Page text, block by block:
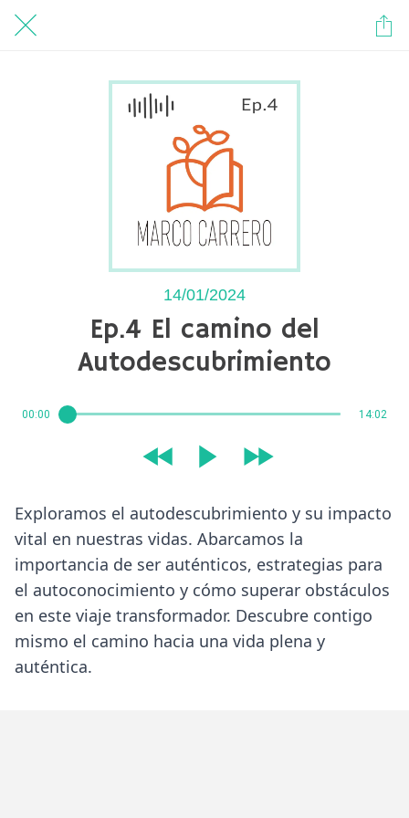
14/01/2024
Ep.4 El camino del
Autodescubrimiento
00:00 14:02
Exploramos el autodescubrimiento y su impacto
vital en nuestras vidas. Abarcamos la
importancia de ser auténticos, estrategias para
el autoconocimiento y cómo superar obstáculos
en este viaje transformador. Descubre contigo
mismo el camino hacia una vida plena y
auténtica.